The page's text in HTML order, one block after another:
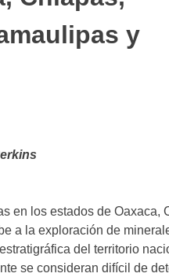
y
en los estados de Oaxaca,
a la exploración de
del territorio
se consideran difícil de